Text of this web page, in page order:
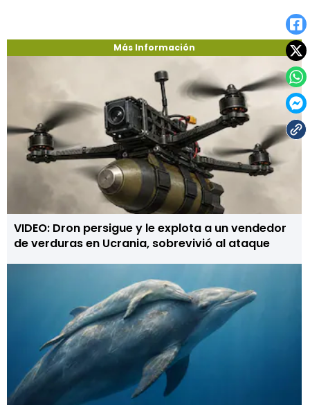
Más Información
VIDEO: Dron persigue y le explota a un vendedor
de verduras en Ucrania, sobrevivió al ataque